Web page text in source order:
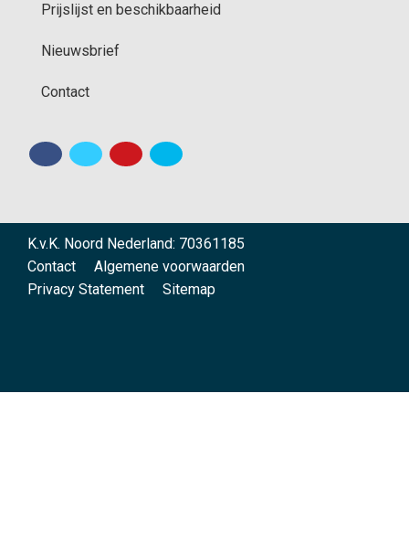
Prijslijst en beschikbaarheid
Nieuwsbrief
Contact
K.v.K. Noord Nederland: 70361185
Contact
Algemene voorwaarden
Privacy Statement
Sitemap